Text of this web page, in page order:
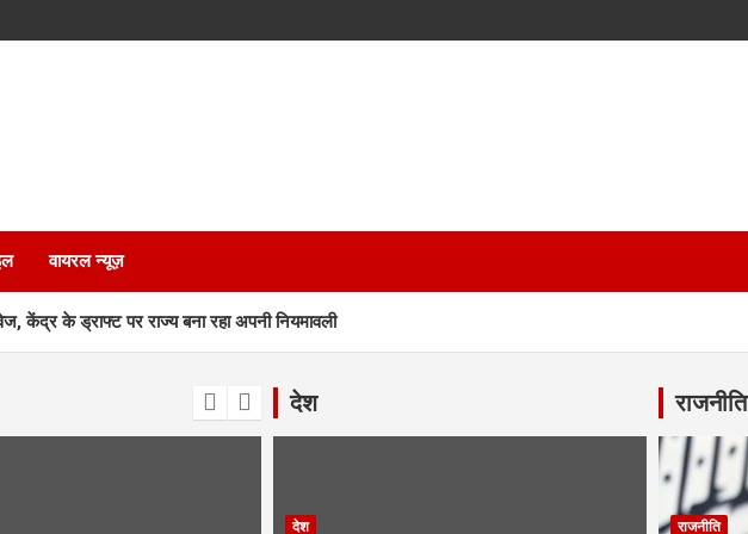
वायरल न्यूज़
केंद्र के ड्राफ्ट पर राज्य बना रहा अपनी नियमावली
एक की मौत, दो गंभीर घायल
देश
देश
राजनीति
राजनीति